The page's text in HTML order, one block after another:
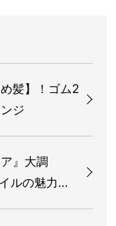
髪】！ゴム2
ジ
』大調
ルの魅力っ